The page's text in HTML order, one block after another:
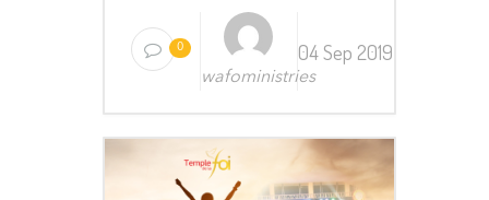
0
wafoministries
04 Sep 2019